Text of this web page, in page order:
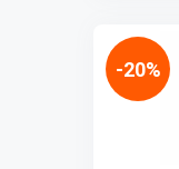
-20%